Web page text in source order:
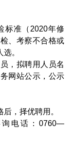
准（2020年修
、考察不合格或
。
，拟聘用人员名
网站公示，公示
，择优聘用。
电话：0760—